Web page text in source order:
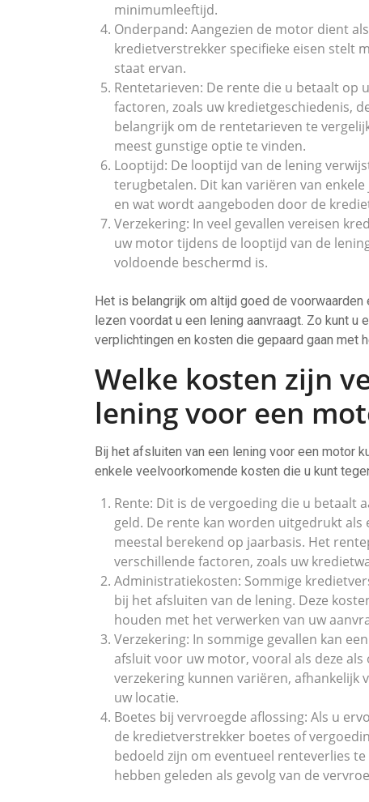
minimumleeftijd.
Onderpand: Aangezien de motor dient
kredietverstrekker specifieke eisen stelt
staat ervan.
Rentetarieven: De rente die u betaalt op
factoren, zoals uw kredietgeschiedenis,
belangrijk om de rentetarieven te
meest gunstige optie te vinden.
Looptijd: De looptijd van de lening
terugbetalen. Dit kan variëren van
en wat wordt aangeboden door de
Verzekering: In veel gevallen vereisen
uw motor tijdens de looptijd van de
voldoende beschermd is.
Het is belangrijk om altijd goed de
lezen voordat u een lening aanvraagt. Zo kunt
verplichtingen en kosten die gepaard gaan met
Welke kosten zijn
lening voor een
Bij het afsluiten van een lening voor een motor
enkele veelvoorkomende kosten die u kunt
Rente: Dit is de vergoeding die u betaalt
geld. De rente kan worden uitgedrukt
meestal berekend op jaarbasis. Het
verschillende factoren, zoals uw
Administratiekosten: Sommige
bij het afsluiten van de lening. Deze
houden met het verwerken van uw
Verzekering: In sommige gevallen kan
afsluit voor uw motor, vooral als deze
verzekering kunnen variëren,
uw locatie.
Boetes bij vervroegde aflossing: Als u
de kredietverstrekker boetes of
bedoeld zijn om eventueel renteverlies
hebben geleden als gevolg van de